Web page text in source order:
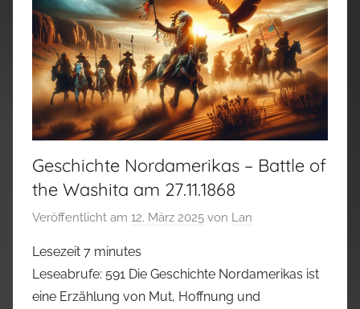
Geschichte Nordamerikas – Battle of
the Washita am 27.11.1868
Veröffentlicht am 12. März 2025 von Lan
Lesezeit 7 minutes
Leseabrufe: 591 Die Geschichte Nordamerikas ist
eine Erzählung von Mut, Hoffnung und